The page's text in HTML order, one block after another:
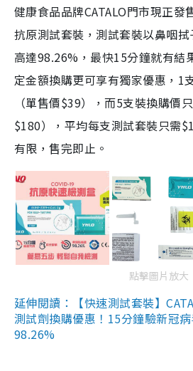
健康食品品牌CATALO門市現正發
抗原測試套裝，測試套裝以鼻咽
高達98.26%，最快15分鐘就有結
定金額換購更可享有獨家優惠，1
（單售價$39），而5支裝換購價
$180），平均每支測試套裝只需
有限，售完即止。
點擊圖片放大
延伸閱讀：【快速測試套裝】
測試劑換購優惠！15分鐘驗新冠
98.26%